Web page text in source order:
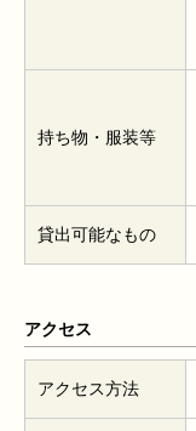
持ち物・服装等
貸出可能なもの
アクセス
アクセス方法